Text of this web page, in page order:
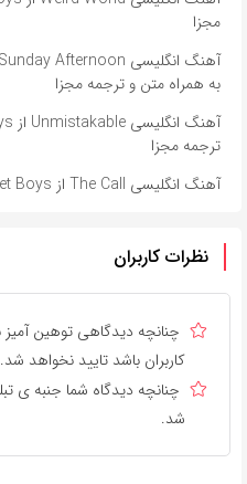
مجزا
به همراه متن و ترجمه مجزا
ترجمه مجزا
آهنگ انگلیسی The Call از Backstreet Boys به همراه متن و ترجمه مجزا
نظرات کاربران
چنانچه دیدگاهی توهین آمیز
کاربران باشد تایید نخواهد شد.
چنانچه دیدگاه شما جنبه ی
شد.